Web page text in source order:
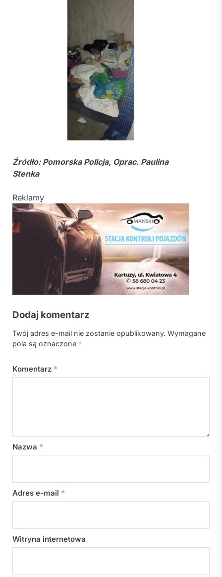
Źródło: Pomorska Policja, Oprac. Paulina
Stenka
Reklamy
Dodaj komentarz
Twój adres e-mail nie zostanie opublikowany. Wymagane
pola są oznaczone *
Komentarz *
Nazwa *
Adres e-mail *
Witryna internetowa